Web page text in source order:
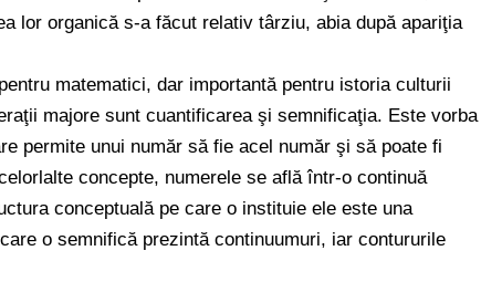
lor organică s-a făcut relativ târziu, abia după apariţia
matematici, dar importantă pentru istoria culturii
majore sunt cuantificarea şi semnificaţia. Este vorba
permite unui număr să fie acel număr şi să poate fi
concepte, numerele se află într-o continuă
conceptuală pe care o instituie ele este una
o semnifică prezintă continuumuri, iar contururile